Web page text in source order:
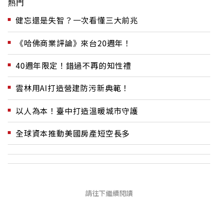
熱門
健忘還是失智？一次看懂三大前兆
《哈佛商業評論》來台20週年！
40週年限定！錯過不再的知性禮
雲林用AI打造營建防污新典範！
以人為本！臺中打造溫暖城市守護
全球資本推動美國房產短空長多
請往下繼續閱讀